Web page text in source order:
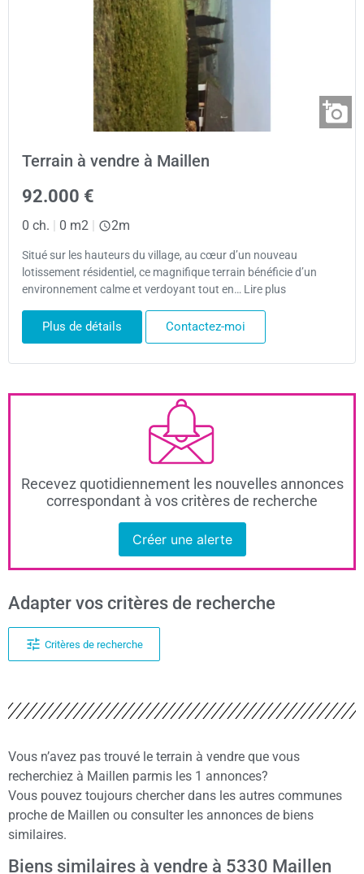
Terrain à vendre à Maillen
92.000 €
0 ch. | 0 m2 | 2m
Situé sur les hauteurs du village, au cœur d’un nouveau
lotissement résidentiel, ce magnifique terrain bénéficie d’un
environnement calme et verdoyant tout en… Lire plus
Plus de détails Contactez-moi
Recevez quotidiennement les nouvelles annonces
correspondant à vos critères de recherche
Créer une alerte
Adapter vos critères de recherche
Critères de recherche
Vous n’avez pas trouvé le terrain à vendre que vous
recherchiez à Maillen parmis les 1 annonces?
Vous pouvez toujours chercher dans les autres communes
proche de Maillen ou consulter les annonces de biens
similaires.
Biens similaires à vendre à 5330 Maillen